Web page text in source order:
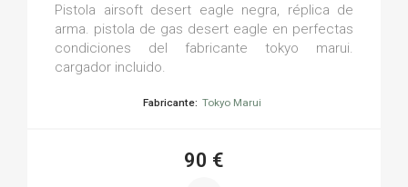
Pistola airsoft desert eagle negra, réplica de
arma. pistola de gas desert eagle en perfectas
condiciones del fabricante tokyo marui.
cargador incluido.
Fabricante: Tokyo Marui
90 €